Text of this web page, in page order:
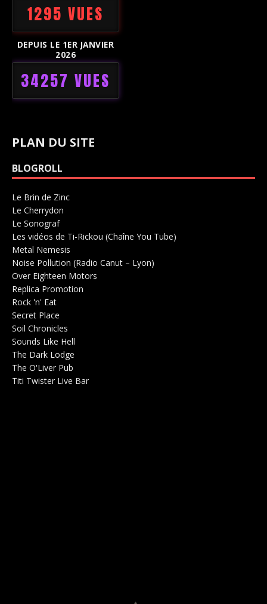
1295 VUES
DEPUIS LE 1ER JANVIER
2026
34257 VUES
PLAN DU SITE
BLOGROLL
Le Brin de Zinc
Le Cherrydon
Le SonografSalle de concerts 0
Les vidéos de Ti-Rickou (Chaîne You Tube)
Metal Nemesis
Noise Pollution (Radio Canut – Lyon)
Over Eighteen Motors
Replica Promotion
Rock 'n' Eat
Secret Place
Soil Chronicles
Sounds Like Hell
The Dark Lodge
The O'Liver Pub
Titi Twister Live Bar